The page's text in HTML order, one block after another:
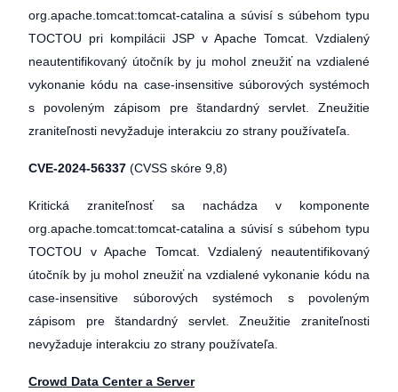
org.apache.tomcat:tomcat-catalina a súvisí s súbehom typu
TOCTOU pri kompilácii JSP v Apache Tomcat. Vzdialený
neautentifikovaný útočník by ju mohol zneužiť na vzdialené
vykonanie kódu na case-insensitive súborových systémoch
s povoleným zápisom pre štandardný servlet. Zneužitie
zraniteľnosti nevyžaduje interakciu zo strany používateľa.
CVE-2024-56337 (CVSS skóre 9,8)
Kritická zraniteľnosť sa nachádza v komponente
org.apache.tomcat:tomcat-catalina a súvisí s súbehom typu
TOCTOU v Apache Tomcat. Vzdialený neautentifikovaný
útočník by ju mohol zneužiť na vzdialené vykonanie kódu na
case-insensitive súborových systémoch s povoleným
zápisom pre štandardný servlet. Zneužitie zraniteľnosti
nevyžaduje interakciu zo strany používateľa.
Crowd Data Center a Server